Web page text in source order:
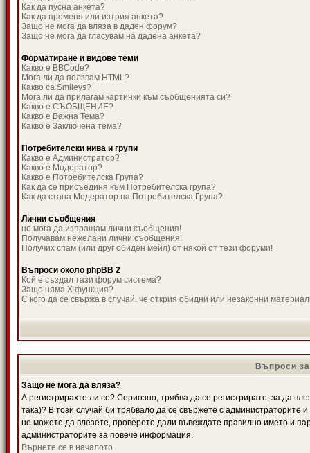
Как да пусна анкета?
Как да променя или изтрия анкета?
Защо не мога да вляза в даден форум?
Защо не мога да гласувам на дадена анкета?
Форматиране и видове теми
Какво е BBCode?
Мога ли да ползвам HTML?
Какво са Smileys?
Мога ли да прилагам картинки към съобщенията си?
Какво е СЪОБЩЕНИЕ?
Какво е Важна Тема?
Какво е Заключена тема?
Потребителски нива и групи
Какво е Администратор?
Какво е Модератор?
Какво е Потребителска Група?
Как да се присъединя към Потребителска група?
Как да стана Модератор на Потребителска Група?
Лични съобщения
не мога да изпращам лични съобщения!
Получавам нежелани лични съобщения!
Получих спам (или друг обиден мейл) от някой от тези форуми!
Въпроси около phpBB 2
Кой е създал тази форум система?
Защо няма X функция?
С кого да се свържа в случай, че открия обидни или незаконни
Въпроси
Защо не мога да вляза?
А регистрирахте ли се? Сериозно, трябва да се регистрирате, за да
така)? В този случай би трябвало да се свържете с администраторите
не можете да влезете, проверете дали въвеждате правилно името и
администраторите за повече информация.
Върнете се в началото